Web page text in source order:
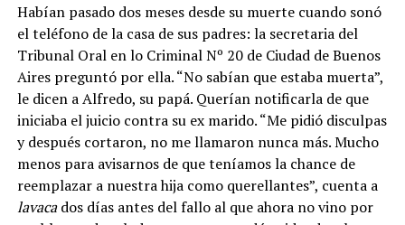
Habían pasado dos meses desde su muerte cuando sonó
el teléfono de la casa de sus padres: la secretaria del
Tribunal Oral en lo Criminal Nº 20 de Ciudad de Buenos
Aires preguntó por ella. “No sabían que estaba muerta”,
le dicen a Alfredo, su papá. Querían notificarla de que
iniciaba el juicio contra su ex marido. “Me pidió disculpas
y después cortaron, no me llamaron nunca más. Mucho
menos para avisarnos de que teníamos la chance de
reemplazar a nuestra hija como querellantes”, cuenta a
lavacados días antes del fallo al que ahora no vino por